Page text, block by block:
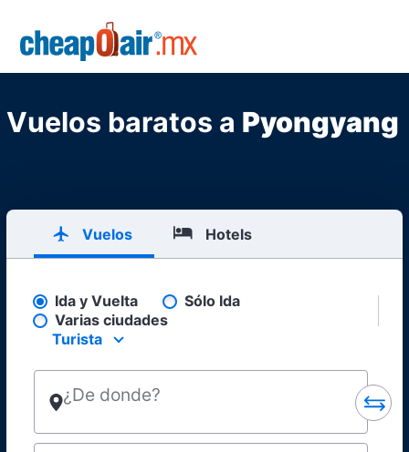
Skip to main content
Vuelos baratos a Pyongyang
Vuelos Hotels
Pick your flight type
Ida y Vuelta
Sólo Ida
Varias ciudades
Select your preferred seating class.
Turista
¿De donde?